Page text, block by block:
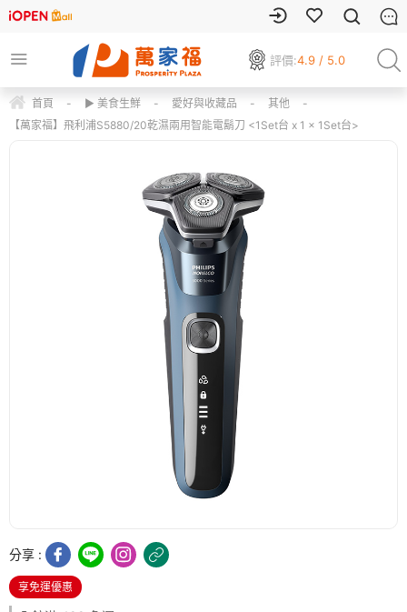
評價:4.9 / 5.0
首頁 - ▶ 美食生鮮 - 愛好與收藏品 - 其他
-
【萬家福】飛利浦S5880/20乾濕兩用智能電鬍刀 <1Set台 x 1 x 1Set台>
分享 :
享免運優惠